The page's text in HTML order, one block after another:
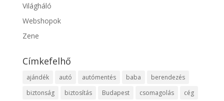
Világháló
Webshopok
Zene
Címkefelhő
ajándék autó autómentés baba
berendezés
biztonság
biztosítás Budapest csomagolás cég